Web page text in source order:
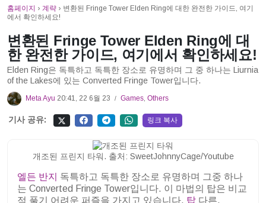
홈페이지 › 계략 › 변환된 Fringe Tower Elden Ring에 대한 완전한 가이드, 여기
에서 확인하세요!
변환된 Fringe Tower Elden Ring에 대
한 완전한 가이드, 여기에서 확인하세요!
Elden Ring은 독특하고 독특한 장소로 유명하며 그 중 하나는 Liurnia
of the Lakes에 있는 Converted Fringe Tower입니다.
Meta Ayu 20:41, 22 6월 23 / Games, Others
기사 공유: 링크 복사
개조된 프린지 타워. 출처: SweetJohnnyCage/Youtube
엘든 반지
독특하고 독특한 장소로 유명하며 그중 하나
는 Converted Fringe Tower입니다. 이 마법의 탑은 비교
적 풀기 어려운 퍼즐을 가지고 있습니다. 탑 다른.